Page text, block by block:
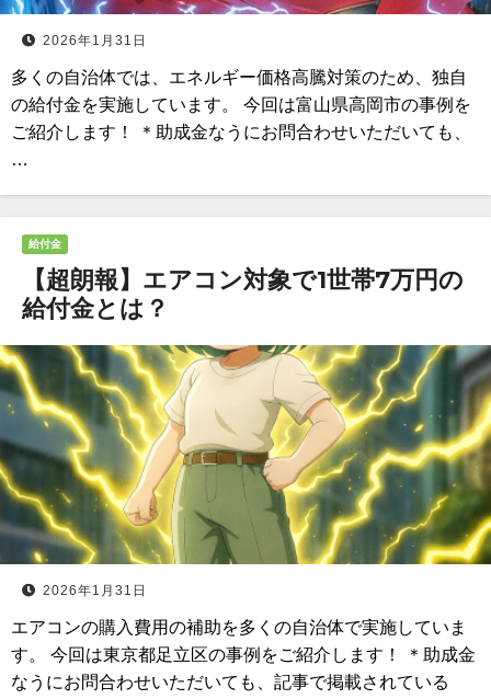
2026年1月31日
多くの自治体では、エネルギー価格高騰対策のため、独自
の給付金を実施しています。 今回は富山県高岡市の事例を
ご紹介します！ ＊助成金なうにお問合わせいただいても、
…
給付金
【超朗報】エアコン対象で1世帯7万円の
給付金とは？
2026年1月31日
エアコンの購入費用の補助を多くの自治体で実施していま
す。 今回は東京都足立区の事例をご紹介します！ ＊助成金
なうにお問合わせいただいても、記事で掲載されている